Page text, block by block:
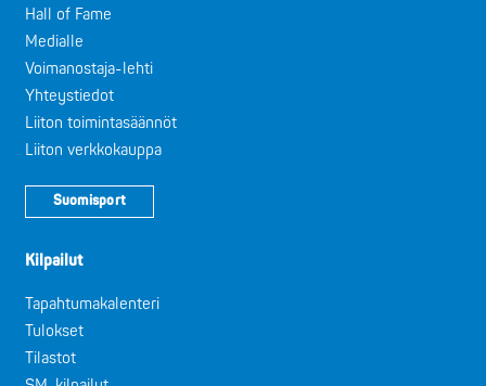
Hall of Fame
Medialle
Voimanostaja-lehti
Yhteystiedot
Liiton toimintasäännöt
Liiton verkkokauppa
Suomisport
Kilpailut
Tapahtumakalenteri
Tulokset
Tilastot